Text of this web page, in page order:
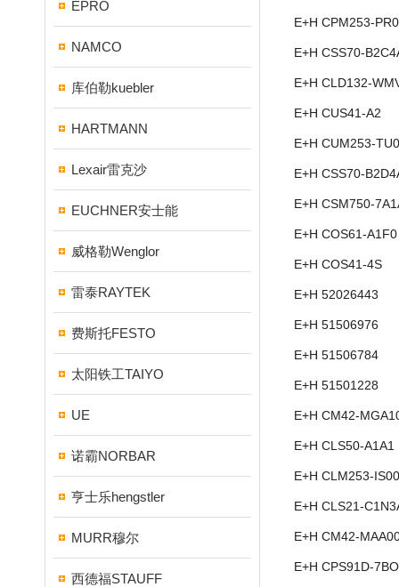
EPRO
NAMCO
库伯勒kuebler
HARTMANN
Lexair雷克沙
EUCHNER安士能
威格勒Wenglor
雷泰RAYTEK
费斯托FESTO
太阳铁工TAIYO
UE
诺霸NORBAR
亨士乐hengstler
MURR穆尔
西德福STAUFF
E+H CPM253-
E+H CSS70-
E+H CLD132-
E+H CUS41-A2
E+H CUM253-
E+H CSS70-
E+H CSM750-
E+H COS61-A1F0
E+H COS41-4S
E+H 52026443
E+H 51506976
E+H 51506784
E+H 51501228
E+H CM42-
E+H CLS50-A1A1
E+H CLM253-
E+H CLS21-
E+H CM42-
E+H CPS91D-